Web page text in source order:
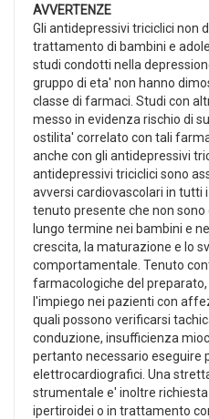
AVVERTENZE
Gli antidepressivi triciclici non
trattamento di bambini e
studi condotti nella
gruppo di eta' non hanno
classe di farmaci. Studi con
messo in evidenza rischio di
ostilita' correlato con tali
anche con gli antidepressivi
antidepressivi triciclici sono
avversi cardiovascolari in tutti
tenuto presente che non
lungo termine nei bambini e
crescita, la maturazione e lo
comportamentale. Tenuto
farmacologiche del
l'impiego nei pazienti con
quali possono verificarsi
conduzione, insufficienza
pertanto necessario eseguire
elettrocardiografici. Una
strumentale e' inoltre
ipertiroidei o in trattamento